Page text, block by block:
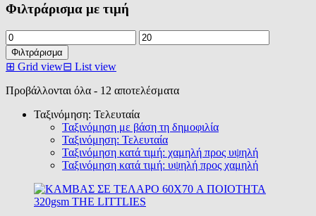
Φιλτράρισμα με τιμή
Ελάχιστη
τιμή
Μέγιστη
τιμή
Φιλτράρισμα
⊞ Grid view⊟ List view
Προβάλλονται όλα - 12 αποτελέσματαSorted
Ταξινόμηση: Τελευταία
Ταξινόμηση με βάση τη δημοφιλία
Ταξινόμηση: Τελευταία
Ταξινόμηση κατά τιμή: χαμηλή προς υψηλή
Ταξινόμηση κατά τιμή: υψηλή προς χαμηλή